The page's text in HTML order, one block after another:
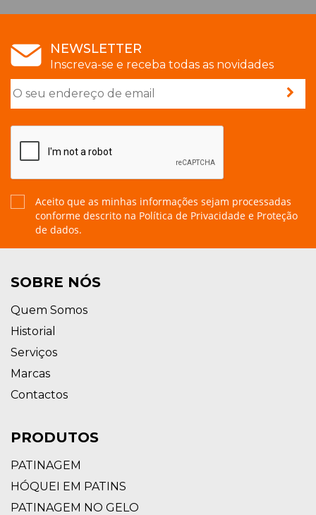
NEWSLETTER
Inscreva-se e receba todas as novidades
Aceito que as minhas informações sejam processadas
conforme descrito na Política de Privacidade e Proteção
de dados.
SOBRE NÓS
Quem Somos
Historial
Serviços
Marcas
Contactos
PRODUTOS
PATINAGEM
HÓQUEI EM PATINS
PATINAGEM NO GELO